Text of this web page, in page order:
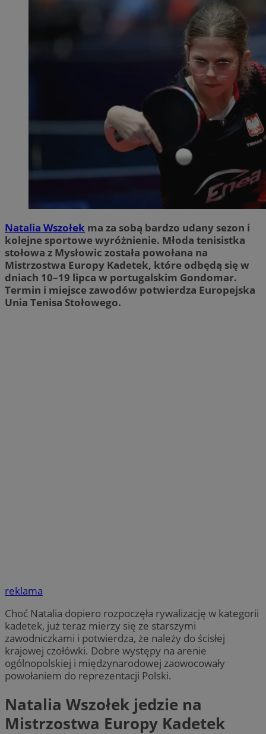
Natalia Wszołek ma za sobą bardzo udany sezon i
kolejne sportowe wyróżnienie. Młoda tenisistka
stołowa z Mysłowic została powołana na
Mistrzostwa Europy Kadetek, które odbędą się w
dniach 10–19 lipca w portugalskim Gondomar.
Termin i miejsce zawodów potwierdza Europejska
Unia Tenisa Stołowego.
reklama
Choć Natalia dopiero rozpoczęła rywalizację w kategorii
kadetek, już teraz mierzy się ze starszymi
zawodniczkami i potwierdza, że należy do ścisłej
krajowej czołówki. Dobre występy na arenie
ogólnopolskiej i międzynarodowej zaowocowały
powołaniem do reprezentacji Polski.
Natalia Wszołek jedzie na
Mistrzostwa Europy Kadetek